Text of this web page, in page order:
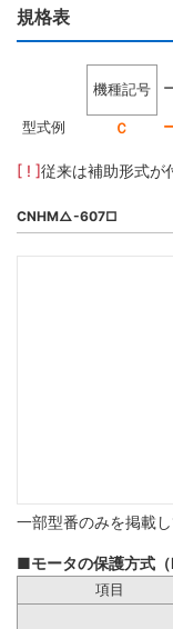
規格表
機種記号
型式例 Ｃ
[ ! ]従来は補助形式
CNHM△-607□
一部型番のみを掲載
■モータの保護方式
項目